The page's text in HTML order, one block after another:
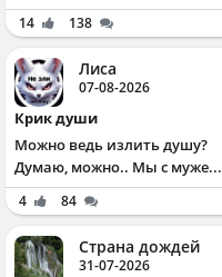
14 138
Лиса
07-08-2026
Крик души
Можно ведь излить душу?
Думаю, можно.. Мы с муже...
4 84
Страна дождей
31-07-2026